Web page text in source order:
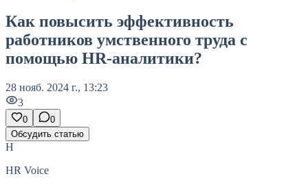
Как повысить эффективность
работников умственного труда с
помощью HR-аналитики?
28 нояб. 2024 г., 13:23
3
0
0
Обсудить статью
H
HR Voice